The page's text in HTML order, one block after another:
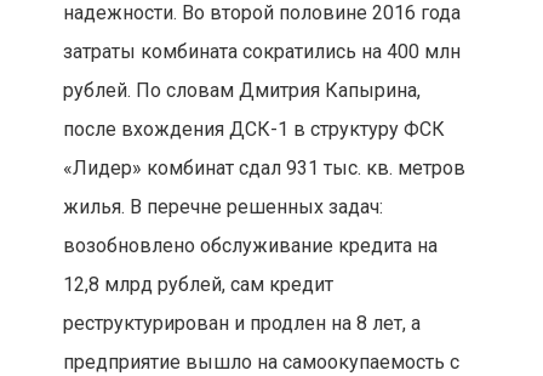
надежности. Во второй половине 2016 года
затраты комбината сократились на 400 млн
рублей. По словам Дмитрия Капырина,
после вхождения ДСК-1 в структуру ФСК
«Лидер» комбинат сдал 931 тыс. кв. метров
жилья. В перечне решенных задач:
возобновлено обслуживание кредита на
12,8 млрд рублей, сам кредит
реструктурирован и продлен на 8 лет, а
предприятие вышло на самоокупаемость с